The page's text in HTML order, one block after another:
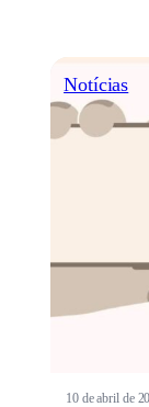
Notícias
10 de abril de